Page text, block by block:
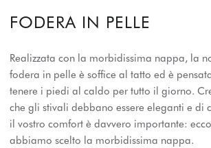
FODERA IN PELLE
Realizzata con la morbidissima nappa, la
fodera in pelle è soffice al tatto ed è
tenere i piedi al caldo per tutto il giorno.
che gli stivali debbano essere eleganti e di
il vostro comfort è davvero importante:
abbiamo scelto la morbidissima nappa.